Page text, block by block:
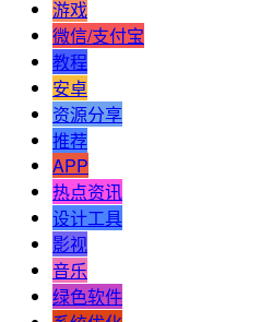
游戏
微信/支付宝
教程
安卓
资源分享
推荐
APP
热点资讯
设计工具
影视
音乐
绿色软件